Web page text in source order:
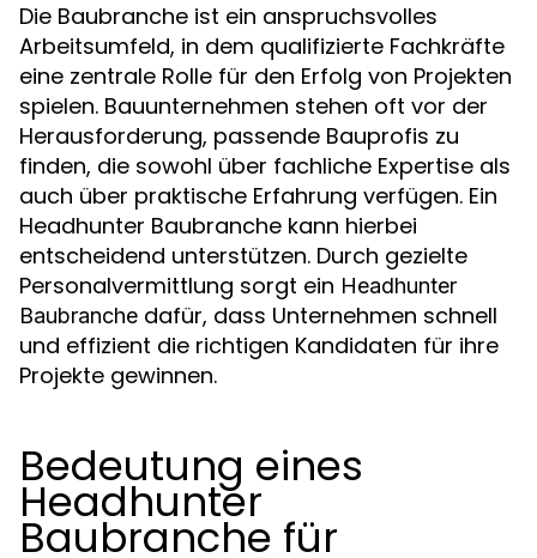
Die Baubranche ist ein anspruchsvolles
Arbeitsumfeld, in dem qualifizierte Fachkräfte
eine zentrale Rolle für den Erfolg von Projekten
spielen. Bauunternehmen stehen oft vor der
Herausforderung, passende Bauprofis zu
finden, die sowohl über fachliche Expertise als
auch über praktische Erfahrung verfügen. Ein
Headhunter Baubranche kann hierbei
entscheidend unterstützen. Durch gezielte
Personalvermittlung sorgt ein Headhunter
Baubranche dafür, dass Unternehmen schnell
und effizient die richtigen Kandidaten für ihre
Projekte gewinnen.
Bedeutung eines
Headhunter
Baubranche für